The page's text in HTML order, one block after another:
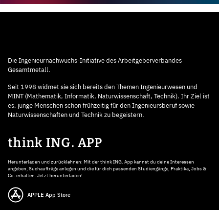
Die Ingenieurnachwuchs-Initiative des Arbeitgeberverbandes
Gesamtmetall.
Seit 1998 widmet sie sich bereits den Themen Ingenieurwesen und
MINT (Mathematik, Informatik, Naturwissenschaft, Technik). Ihr Ziel ist
es, junge Menschen schon frühzeitig für den Ingenieursberuf sowie
Naturwissenschaften und Technik zu begeistern.
think ING. APP
Herunterladen und zurücklehnen: Mit der think ING. App kannst du deine Interessen
angeben, Suchaufträge anlegen und die für dich passenden Studiengänge, Praktika, Jobs &
Co. erhalten. Jetzt herunterladen!
APPLE App Store